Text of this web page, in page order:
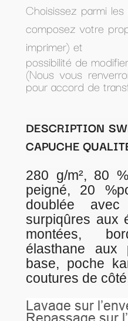
Choisissez parmi
composez votre
imprimer) et
possibilité de
(Nous vous
pour accord de
DESCRIPTION
CAPUCHE
280 g/m², 80
peigné, 20
doublée
surpiqûres aux
montées,
élasthane
base, poche
coutures de
Lavage sur